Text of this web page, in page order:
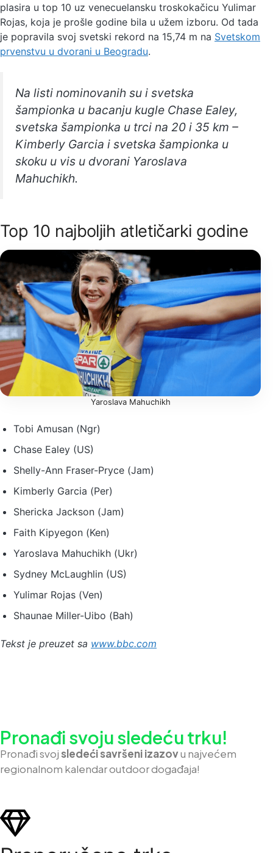
plasira u top 10 uz venecuelansku troskokačicu Yulimar
Rojas, koja je prošle godine bila u užem izboru. Od tada
je popravila svoj svetski rekord na 15,74 m na Svetskom
prvenstvu u dvorani u Beogradu.
Na listi nominovanih su i svetska
šampionka u bacanju kugle Chase Ealey,
svetska šampionka u trci na 20 i 35 km –
Kimberly Garcia i svetska šampionka u
skoku u vis u dvorani Yaroslava
Mahuchikh.
Top 10 najboljih atletičarki godine
Yaroslava Mahuchikh
Tobi Amusan (Ngr)
Chase Ealey (US)
Shelly-Ann Fraser-Pryce (Jam)
Kimberly Garcia (Per)
Shericka Jackson (Jam)
Faith Kipyegon (Ken)
Yaroslava Mahuchikh (Ukr)
Sydney McLaughlin (US)
Yulimar Rojas (Ven)
Shaunae Miller-Uibo (Bah)
Tekst je preuzet sa www.bbc.com
Pronađi svoju sledeću trku!
Pronađi svojsledeći savršeni izazovu najvećem
regionalnom kalendar outdoor događaja!